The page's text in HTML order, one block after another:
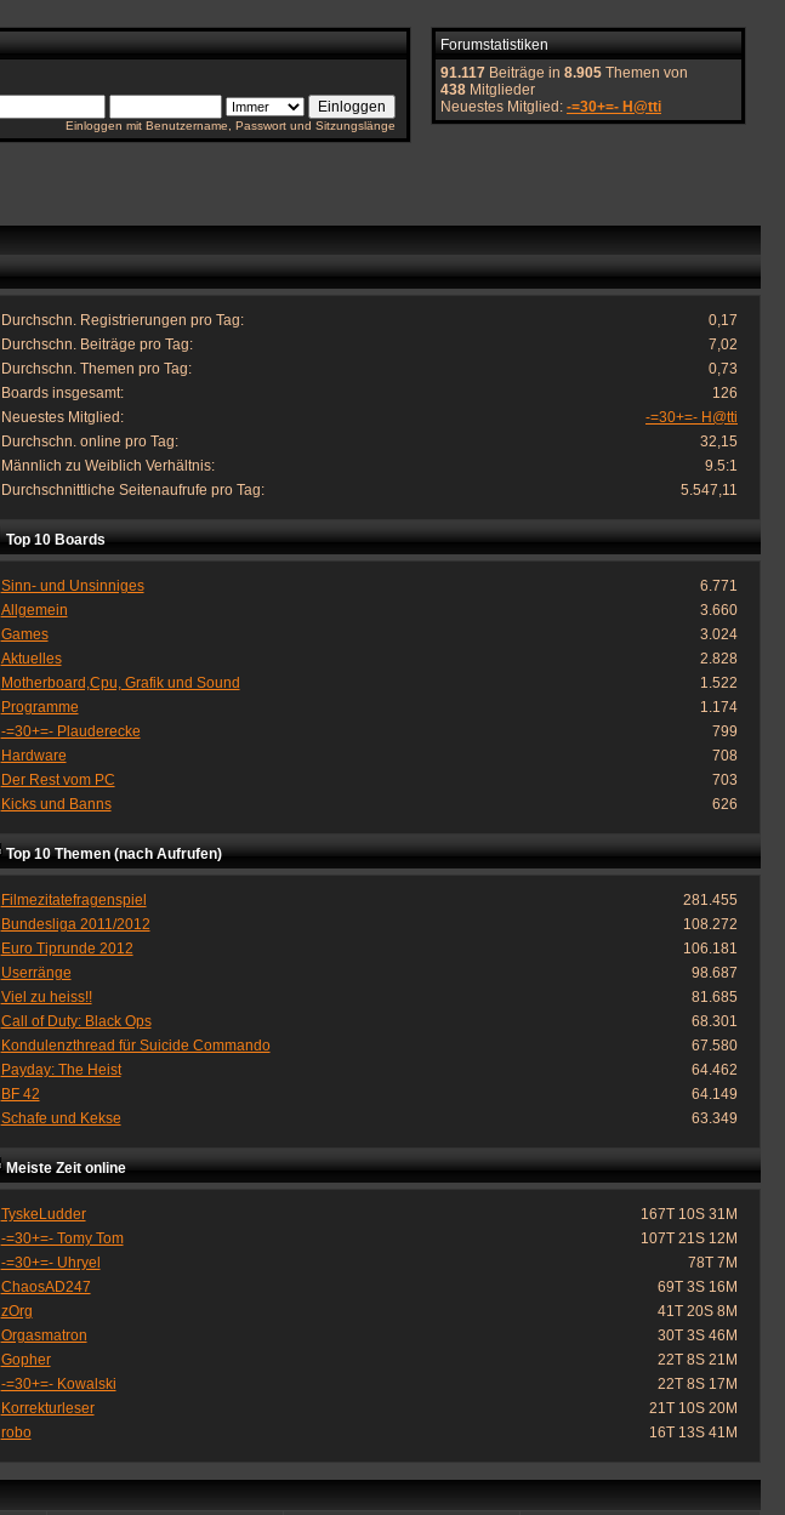
Einloggen mit Benutzername, Passwort und Sitzungslänge
Forumstatistiken
91.117 Beiträge in 8.905 Themen von
438 Mitglieder
Neuestes Mitglied: -=30+=- H@tti
Durchschn. Registrierungen pro Tag:
0,17
Durchschn. Beiträge pro Tag:
7,02
Durchschn. Themen pro Tag:
0,73
Boards insgesamt:
126
Neuestes Mitglied:
-=30+=- H@tti
Durchschn. online pro Tag:
32,15
Männlich zu Weiblich Verhältnis:
9.5:1
Durchschnittliche Seitenaufrufe pro Tag:
5.547,11
Top 10 Boards
Sinn- und Unsinniges
6.771
Allgemein
3.660
Games
3.024
Aktuelles
2.828
Motherboard,Cpu, Grafik und Sound
1.522
Programme
1.174
-=30+=- Plauderecke
799
Hardware
708
Der Rest vom PC
703
Kicks und Banns
626
Top 10 Themen (nach Aufrufen)
Filmezitatefragenspiel
281.455
Bundesliga 2011/2012
108.272
Euro Tiprunde 2012
106.181
Userränge
98.687
Viel zu heiss!!
81.685
Call of Duty: Black Ops
68.301
Kondulenzthread für Suicide Commando
67.580
Payday: The Heist
64.462
BF 42
64.149
Schafe und Kekse
63.349
Meiste Zeit online
TyskeLudder
167T 10S 31M
-=30+=- Tomy Tom
107T 21S 12M
-=30+=- Uhryel
78T 7M
ChaosAD247
69T 3S 16M
zOrg
41T 20S 8M
Orgasmatron
30T 3S 46M
Gopher
22T 8S 21M
-=30+=- Kowalski
22T 8S 17M
Korrekturleser
21T 10S 20M
robo
16T 13S 41M